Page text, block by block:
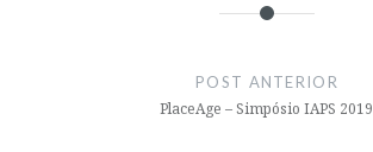
POST ANTERIOR
PlaceAge – Simpósio IAPS 2019